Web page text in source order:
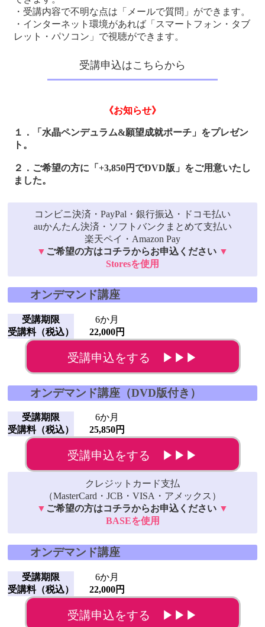
・受講内容で不明な点は「メールで質問」ができます。
・インターネット環境があれば「スマートフォン・タブ
レット・パソコン」で視聴ができます。
受講申込はこちらから
《お知らせ》
１．「水晶ペンデュラム&願望成就ポーチ」をプレゼン
ト。
２．ご希望の方に「+3,850円でDVD版」をご用意いたし
ました。
コンビニ決済・PayPal・銀行振込・ドコモ払い
auかんたん決済・ソフトバンクまとめて支払い
楽天ペイ・Amazon Pay
▼ ご希望の方はコチラからお申込ください ▼
Storesを使用
オンデマンド講座
受講期限
6か月
受講料（税込）
22,000円
受講申込をする ▶▶▶
オンデマンド講座（DVD版付き）
受講期限
6か月
受講料（税込）
25,850円
受講申込をする ▶▶▶
クレジットカード支払
（MasterCard・JCB・VISA・アメックス）
▼ ご希望の方はコチラからお申込ください ▼
BASEを使用
オンデマンド講座
受講期限
6か月
受講料（税込）
22,000円
受講申込をする ▶▶▶